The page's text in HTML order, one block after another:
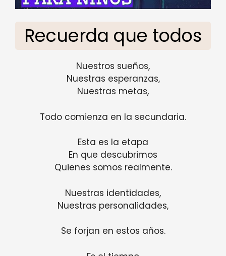
Recuerda que todos
Nuestros sueños,
Nuestras esperanzas,
Nuestras metas,
Todo comienza en la secundaria.
Esta es la etapa
En que descubrimos
Quienes somos realmente.
Nuestras identidades,
Nuestras personalidades,
Se forjan en estos años.